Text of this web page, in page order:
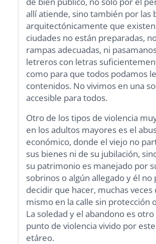
allí atiende, sino también por las
arquitectónicamente que
ciudades no están preparadas,
rampas adecuadas, ni
letreros con letras
como para que todos podamos
contenidos. No vivimos en una
accesible para todos.
Otro de los tipos de violencia
en los adultos mayores es el
económico, donde el viejo no
sus bienes ni de su jubilación,
su patrimonio es manejado por
sobrinos o algún allegado y él no
decidir que hacer, muchas veces
mismo en la calle sin protección
La soledad y el abandono es otro
punto de violencia vivido por
etáreo.